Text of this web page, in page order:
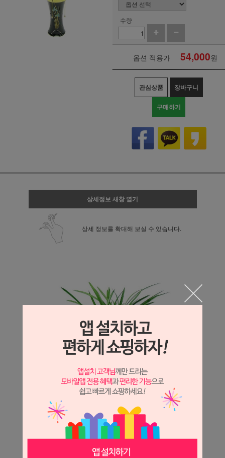
수량
옵션 적용가 54,000원
관심상품 장바구니
구매하기
상세정보 새창 열기
상세 정보를 확대해 보실 수 있습니다.